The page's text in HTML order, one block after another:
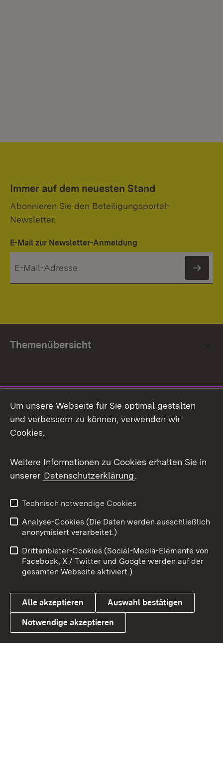
Immer auf dem neuesten Stand
Abonnieren Sie den Beteiligungsportal-
Newsletter.
E-Mail zur Newsletter-Anmeldung
Themenübersicht
Facebook
X / Twitter
Youtube
Link zum Landesportal
Impressum
Kontakt
Barrierefreiheit
Datenschutz
Cookies
Um unsere Webseite für Sie optimal gestalten
und verbessern zu können, verwenden wir
Cookies.
Weitere Informationen zu Cookies erhalten Sie in
unserer Datenschutzerklärung.
Technisch notwendige Cookies
Analyse-Cookies (Die Daten werden ausschließlich
anonymisiert verarbeitet.)
Drittanbieter-Cookies (Social-Media-Elemente von
Facebook, X / Twitter und Google werden auf der
gesamten Webseite aktiviert.)
Alle akzeptieren Auswahl bestätigen
Notwendige akzeptieren